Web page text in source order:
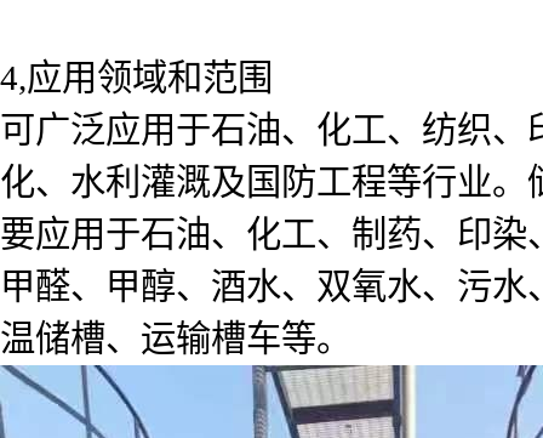
4,应用领域和范围
可广泛应用于石油、化工、纺织
化、水利灌溉及国防工程等行业
要应用于石油、化工、制药、印
甲醛、甲醇、酒水、双氧水、污
温储槽、运输槽车等。